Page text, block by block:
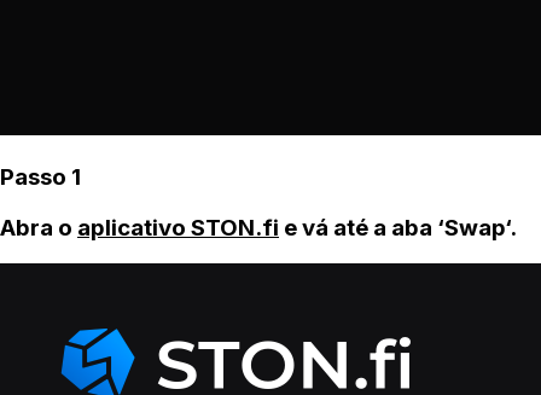
Passo 1
Abra o aplicativo STON.fi e vá até a aba ‘Swap‘.